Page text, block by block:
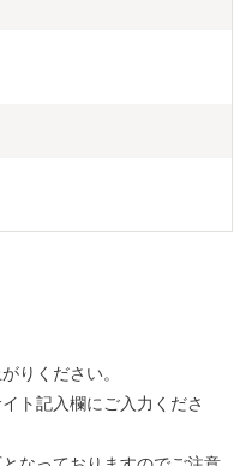
りください。
ト記入欄にご入力くださ